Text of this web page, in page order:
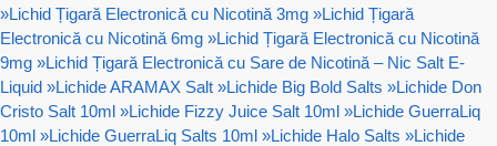
»Lichid Țigară Electronică cu Nicotină 3mg »Lichid Țigară
Electronică cu Nicotină 6mg »Lichid Țigară Electronică cu Nicotină
9mg »Lichid Țigară Electronică cu Sare de Nicotină – Nic Salt E-
Liquid »Lichide ARAMAX Salt »Lichide Big Bold Salts »Lichide Don
Cristo Salt 10ml »Lichide Fizzy Juice Salt 10ml »Lichide GuerraLiq
10ml »Lichide GuerraLiq Salts 10ml »Lichide Halo Salts »Lichide